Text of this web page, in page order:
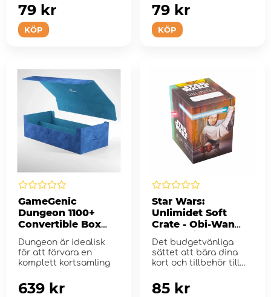
KÖP
79 kr
KÖP
79 kr
GameGenic
Dungeon 1100+
Convertible Box
Blue
Dungeon är idealisk
för att förvara en
komplett kortsamling
639 kr
Star Wars:
Unlimidet Soft
Crate - Obi-Wan
Kenobi / Darth
Maul
Det budgetvänliga
sättet att bära dina
kort och tillbehör till
85 kr